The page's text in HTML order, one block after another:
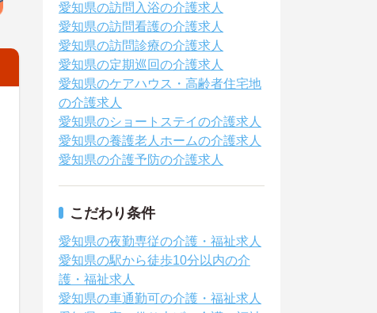
愛知県の訪問入浴の介護求人
愛知県の訪問看護の介護求人
愛知県の訪問診療の介護求人
愛知県の定期巡回の介護求人
愛知県のケアハウス・高齢者住宅地
の介護求人
愛知県のショートステイの介護求人
愛知県の養護老人ホームの介護求人
愛知県の介護予防の介護求人
こだわり条件
愛知県の夜勤専従の介護・福祉求人
愛知県の駅から徒歩10分以内の介
護・福祉求人
愛知県の車通勤可の介護・福祉求人